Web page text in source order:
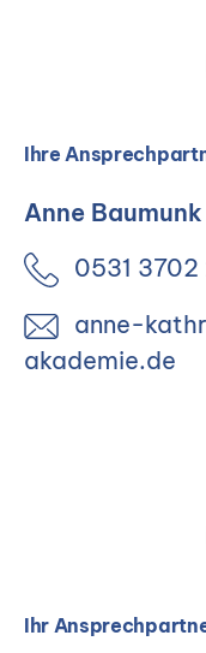
Ihre
Anne Baumunk
0531
anne-
akademie.de
Ihr